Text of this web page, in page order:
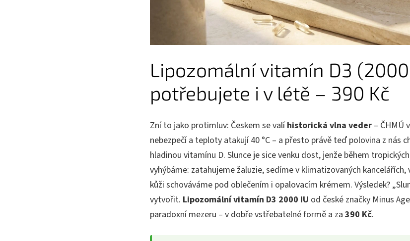
Lipozomální vitamín D3
potřebujete i v létě – 390 Kč
Zní to jako protimluv: Českem se valíhistorická vlna veder – ČHMÚ
nebezpečí a teploty atakují 40 °C – a přesto právě teď polovina z nás
hladinou vitamínu D. Slunce je sice venku dost, jenže během
vyhýbáme: zatahujeme žaluzie, sedíme v klimatizovaných
kůži schováváme pod oblečením i opalovacím krémem. Výsledek?
vytvořit. Lipozomální vitamín D3 2000 IU od české značky Minus
paradoxní mezeru – v dobře vstřebatelné formě a za 390 Kč.